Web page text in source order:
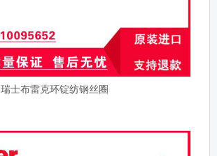
瑞士布雷克环锭纺钢丝圈